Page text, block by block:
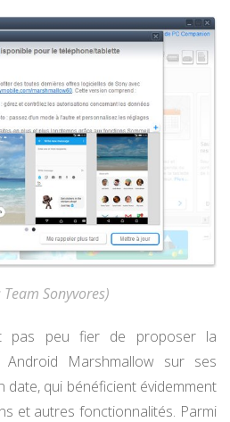
Sonyvores)
pas peu fier de proposer la
Marshmallow sur ses
qui bénéficient évidemment
et autres fonctionnalités. Parmi